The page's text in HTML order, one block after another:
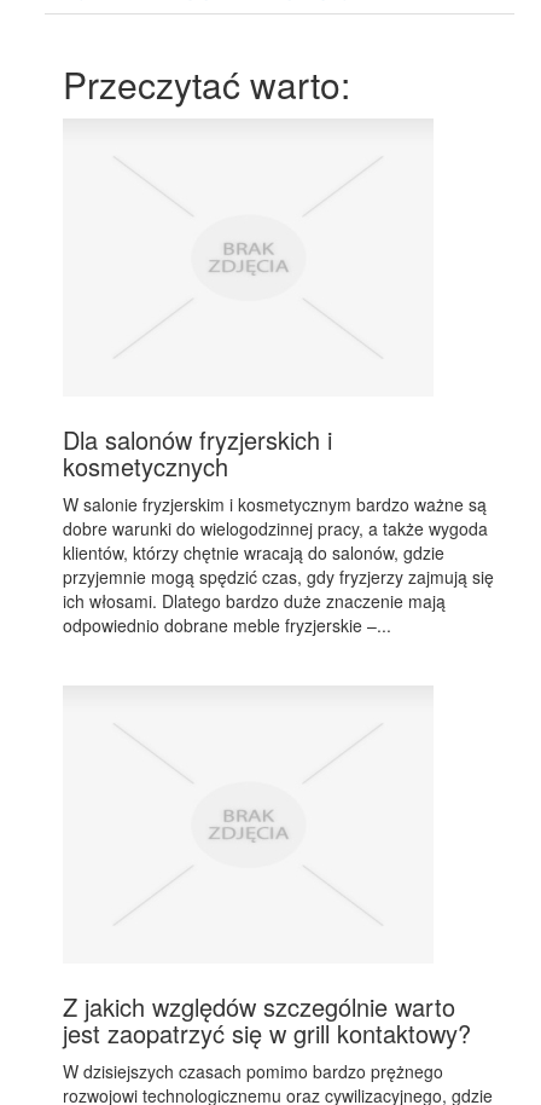
Przeczytać warto:
Dla salonów fryzjerskich i
kosmetycznych
W salonie fryzjerskim i kosmetycznym bardzo ważne są
dobre warunki do wielogodzinnej pracy, a także wygoda
klientów, którzy chętnie wracają do salonów, gdzie
przyjemnie mogą spędzić czas, gdy fryzjerzy zajmują się
ich włosami. Dlatego bardzo duże znaczenie mają
odpowiednio dobrane meble fryzjerskie –...
Z jakich względów szczególnie warto
jest zaopatrzyć się w grill kontaktowy?
W dzisiejszych czasach pomimo bardzo prężnego
rozwojowi technologicznemu oraz cywilizacyjnego, gdzie